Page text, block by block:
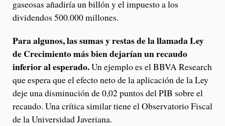
gaseosas añadiría un billón y el impuesto a los
dividendos 500.000 millones.
Para algunos, las sumas y restas de la llamada Ley
de Crecimiento más bien dejarían un recaudo
inferior al esperado.Un ejemplo es el BBVA Research
que espera que el efecto neto de la aplicación de la Ley
deje una disminución de 0,02 puntos del PIB sobre el
recaudo. Una crítica similar tiene el Observatorio Fiscal
de la Universidad Javeriana.